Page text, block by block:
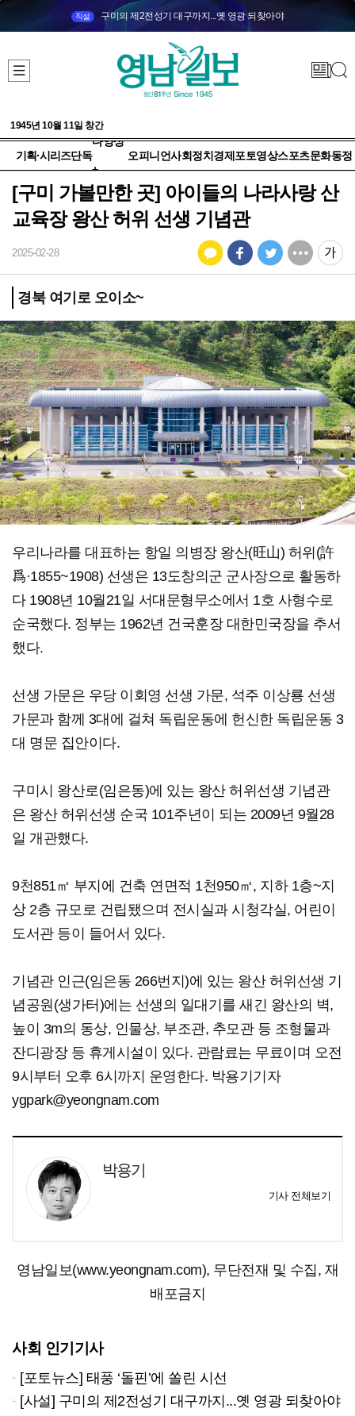
직설 구미의 제2전성기 대구까지...옛 영광 되찾아야
1945년 10월 11일 창간
기획·시리즈단독
다양성
+
오피니언사회정치 경제 포토영상스포츠문화동정
[구미 가볼만한 곳] 아이들의 나라사랑 산
교육장 왕산 허위 선생 기념관
2025-02-28
경북 여기로 오이소~
우리나라를 대표하는 항일 의병장 왕산(旺山) 허위(許
爲·1855~1908) 선생은 13도창의군 군사장으로 활동하
다 1908년 10월21일 서대문형무소에서 1호 사형수로
순국했다. 정부는 1962년 건국훈장 대한민국장을 추서
했다.
선생 가문은 우당 이회영 선생 가문, 석주 이상룡 선생
가문과 함께 3대에 걸쳐 독립운동에 헌신한 독립운동 3
대 명문 집안이다.
구미시 왕산로(임은동)에 있는 왕산 허위선생 기념관
은 왕산 허위선생 순국 101주년이 되는 2009년 9월28
일 개관했다.
9천851㎡ 부지에 건축 연면적 1천950㎡, 지하 1층~지
상 2층 규모로 건립됐으며 전시실과 시청각실, 어린이
도서관 등이 들어서 있다.
기념관 인근(임은동 266번지)에 있는 왕산 허위선생 기
념공원(생가터)에는 선생의 일대기를 새긴 왕산의 벽,
높이 3m의 동상, 인물상, 부조관, 추모관 등 조형물과
잔디광장 등 휴게시설이 있다. 관람료는 무료이며 오전
9시부터 오후 6시까지 운영한다. 박용기기자
ygpark@yeongnam.com
박용기
기사 전체보기
영남일보(www.yeongnam.com), 무단전재 및 수집, 재
배포금지
사회 인기기사
[포토뉴스] 태풍 ‘돌핀’에 쏠린 시선
[사설] 구미의 제2전성기 대구까지...옛 영광 되찾아야